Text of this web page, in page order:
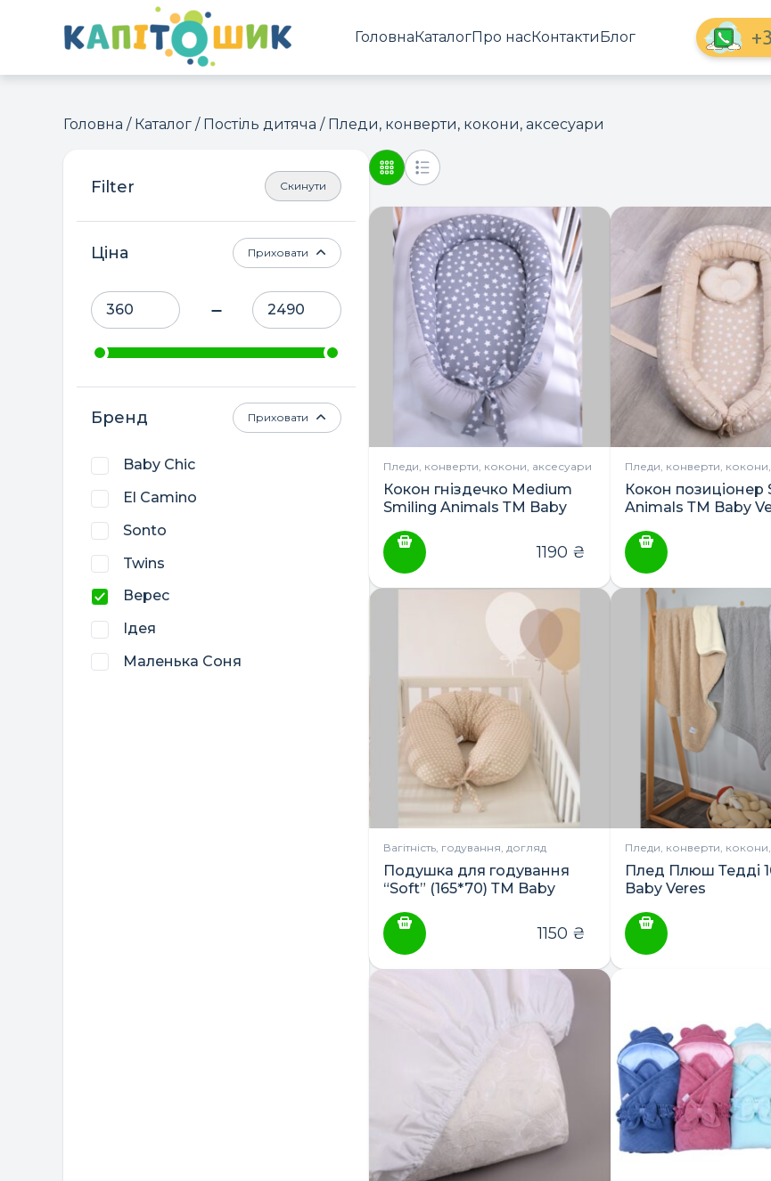
ГоловнаКаталогПро насКонтактиБлог
ПОШУК ТОВАРІВ:
Головна / Каталог / Постіль дитяча / Пледи, конверти, кокони, аксесуари
Скинути
Ціна Приховати
Бренд
Baby Chic
El Camino
Sonto
Twins
Верес
Ідея
Маленька Соня
Приховати
Пледи, конверти, кокони, аксесуари
Кокон гніздечко Medium
Smiling Animals ТМ Baby
1190 ₴
Пледи, конверти,
Кокон позиціонер
Animals ТМ Baby
Вагітність, годування, догляд
Подушка для годування
“Soft” (165*70) ТМ Baby
1150 ₴
Пледи, конверти,
Плед Плюш Тедді
Baby Veres